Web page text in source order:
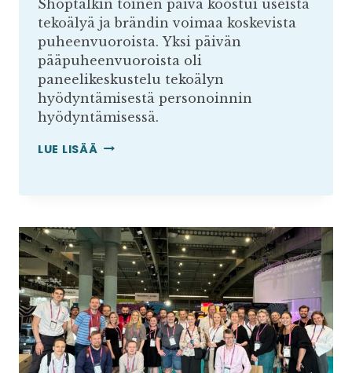
Shoptalkin toinen päivä koostui useista
tekoälyä ja brändin voimaa koskevista
puheenvuoroista. Yksi päivän
pääpuheenvuoroista oli
paneelikeskustelu tekoälyn
hyödyntämisestä personoinnin
hyödyntämisessä.
LUE LISÄÄ SHOPTALKIN
MAINITAAN
JOKAISESSA
PUHEENVUOROSSA
TULEVAISUUDEN
AJURINA